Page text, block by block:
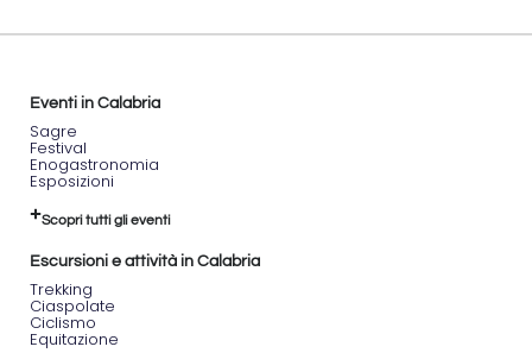
Eventi in Calabria
Sagre
Festival
Enogastronomia
Esposizioni
Scopri tutti gli eventi
Escursioni e attività in Calabria
Trekking
Ciaspolate
Ciclismo
Equitazione